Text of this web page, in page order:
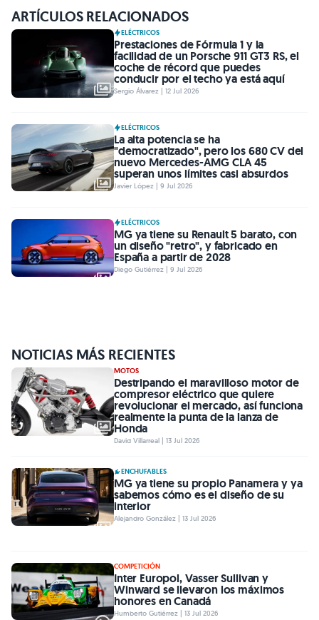
ARTÍCULOS RELACIONADOS
ELÉCTRICOS
Prestaciones de Fórmula 1 y la
facilidad de un Porsche 911 GT3 RS, el
coche de récord que puedes
conducir por el techo ya está aquí
Sergio Álvarez | 12 Jul 2026
ELÉCTRICOS
La alta potencia se ha
"democratizado", pero los 680 CV del
nuevo Mercedes-AMG CLA 45
superan unos límites casi absurdos
Javier López | 9 Jul 2026
ELÉCTRICOS
MG ya tiene su Renault 5 barato, con
un diseño "retro", y fabricado en
España a partir de 2028
Diego Gutiérrez | 9 Jul 2026
NOTICIAS MÁS RECIENTES
MOTOS
Destripando el maravilloso motor de
compresor eléctrico que quiere
revolucionar el mercado, así funciona
realmente la punta de la lanza de
Honda
David Villarreal | 13 Jul 2026
ENCHUFABLES
MG ya tiene su propio Panamera y ya
sabemos cómo es el diseño de su
interior
Alejandro González | 13 Jul 2026
COMPETICIÓN
Inter Europol, Vasser Sullivan y
Winward se llevaron los máximos
honores en Canadá
Humberto Gutiérrez | 13 Jul 2026